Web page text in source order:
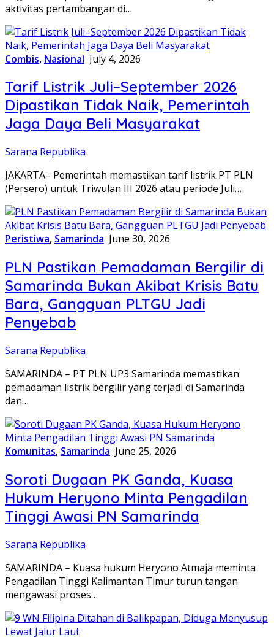
aktivitas pertambangan di…
Combis, Nasional July 4, 2026
Tarif Listrik Juli–September 2026
Dipastikan Tidak Naik, Pemerintah
Jaga Daya Beli Masyarakat
Sarana Republika
JAKARTA– Pemerintah memastikan tarif listrik PT PLN
(Persero) untuk Triwulan III 2026 atau periode Juli…
Peristiwa, Samarinda June 30, 2026
PLN Pastikan Pemadaman Bergilir di
Samarinda Bukan Akibat Krisis Batu
Bara, Gangguan PLTGU Jadi
Penyebab
Sarana Republika
SAMARINDA – PT PLN UP3 Samarinda memastikan
pemadaman listrik bergilir yang terjadi di Samarinda
dan…
Komunitas, Samarinda June 25, 2026
Soroti Dugaan PK Ganda, Kuasa
Hukum Heryono Minta Pengadilan
Tinggi Awasi PN Samarinda
Sarana Republika
SAMARINDA – Kuasa hukum Heryono Atmaja meminta
Pengadilan Tinggi Kalimantan Timur turun tangan
mengawasi proses…